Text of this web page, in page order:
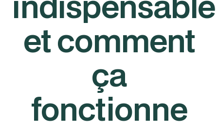
et comment
ça
fonctionne